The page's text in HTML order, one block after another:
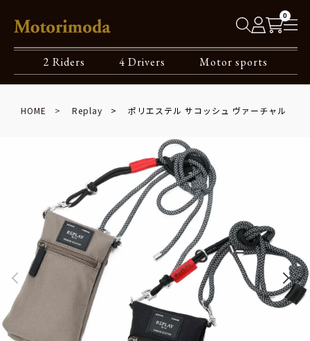
0
2 Riders 4 Drivers Motor sports
HOME Replay ポリエステル サコッシュ ヴァーチャル